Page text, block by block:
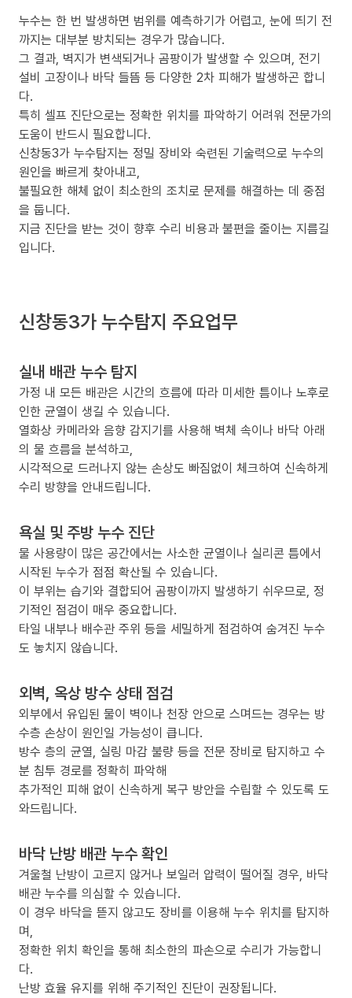
누수는 한 번 발생하면 범위를 예측하기가 어렵고, 눈에 띄기 전
까지는 대부분 방치되는 경우가 많습니다.
그 결과, 벽지가 변색되거나 곰팡이가 발생할 수 있으며, 전기
설비 고장이나 바닥 들뜸 등 다양한 2차 피해가 발생하곤 합니
다.
특히 셀프 진단으로는 정확한 위치를 파악하기 어려워 전문가의
도움이 반드시 필요합니다.
신창동3가 누수탐지는 정밀 장비와 숙련된 기술력으로 누수의
원인을 빠르게 찾아내고,
불필요한 해체 없이 최소한의 조치로 문제를 해결하는 데 중점
을 둡니다.
지금 진단을 받는 것이 향후 수리 비용과 불편을 줄이는 지름길
입니다.
신창동3가 누수탐지 주요업무
실내 배관 누수 탐지
가정 내 모든 배관은 시간의 흐름에 따라 미세한 틈이나 노후로
인한 균열이 생길 수 있습니다.
열화상 카메라와 음향 감지기를 사용해 벽체 속이나 바닥 아래
의 물 흐름을 분석하고,
시각적으로 드러나지 않는 손상도 빠짐없이 체크하여 신속하게
수리 방향을 안내드립니다.
욕실 및 주방 누수 진단
물 사용량이 많은 공간에서는 사소한 균열이나 실리콘 틈에서
시작된 누수가 점점 확산될 수 있습니다.
이 부위는 습기와 결합되어 곰팡이까지 발생하기 쉬우므로, 정
기적인 점검이 매우 중요합니다.
타일 내부나 배수관 주위 등을 세밀하게 점검하여 숨겨진 누수
도 놓치지 않습니다.
외벽, 옥상 방수 상태 점검
외부에서 유입된 물이 벽이나 천장 안으로 스며드는 경우는 방
수층 손상이 원인일 가능성이 큽니다.
방수 층의 균열, 실링 마감 불량 등을 전문 장비로 탐지하고 수
분 침투 경로를 정확히 파악해
추가적인 피해 없이 신속하게 복구 방안을 수립할 수 있도록 도
와드립니다.
바닥 난방 배관 누수 확인
겨울철 난방이 고르지 않거나 보일러 압력이 떨어질 경우, 바닥
배관 누수를 의심할 수 있습니다.
이 경우 바닥을 뜯지 않고도 장비를 이용해 누수 위치를 탐지하
며,
정확한 위치 확인을 통해 최소한의 파손으로 수리가 가능합니
다.
난방 효율 유지를 위해 주기적인 진단이 권장됩니다.